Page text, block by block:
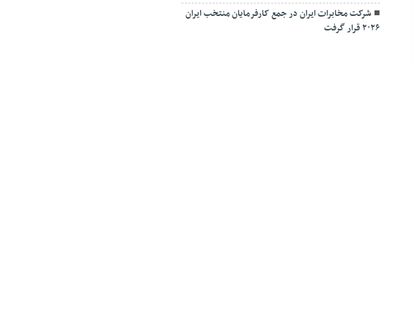
شرکت مخابرات ایران در جمع کارفرمایان منتخب ایران
۲۰۲۶ قرار گرفت